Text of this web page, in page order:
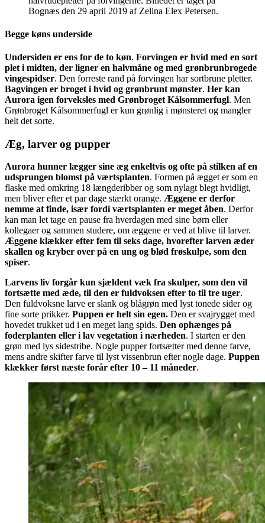
Bognæs den 29 april 2019 af Zelina Elex Petersen.
Begge køns underside
Undersiden er ens for de to køn. Forvingen er hvid med en sort
plet i midten, der ligner en halvmåne og med grønbrunbrogede
vingespidser. Den forreste rand på forvingen har sortbrune pletter.
Bagvingen er broget i hvid og grønbrunt mønster. Her kan
Aurora igen forveksles med Grønbroget Kålsommerfugl. Men
Grønbroget Kålsommerfugl er kun grønlig i mønsteret og mangler
helt det sorte.
Æg, larver og pupper
Aurora hunner lægger sine æg enkeltvis og ofte på stilken af en
udsprungen blomst på værtsplanten. Formen på ægget er som en
flaske med omkring 18 længderibber og som nylagt blegt hvidligt,
men bliver efter et par dage stærkt orange. Æggene er derfor
nemme at finde, især fordi værtsplanten er meget åben. Derfor
kan man let tage en pause fra hverdagen med sine børn eller
kollegaer og sammen studere, om æggene er ved at blive til larver.
Æggene klækker efter fem til seks dage, hvorefter larven æder
skallen og kryber over på en ung og blød frøskulpe, som den
spiser.
Larvens liv forgår kun sjældent væk fra skulper, som den vil
fortsætte med æde, til den er fuldvoksen efter to til tre uger.
Den fuldvoksne larve er slank og blågrøn med lyst tonede sider og
fine sorte prikker. Puppen er helt sin egen. Den er svajrygget med
hovedet trukket ud i en meget lang spids. Den ophænges på
foderplanten eller i lav vegetation i nærheden. I starten er den
grøn med lys sidestribe. Nogle pupper fortsætter med denne farve,
mens andre skifter farve til lyst vissenbrun efter nogle dage. Puppen
klækker først næste forår efter 10 – 11 måneder.